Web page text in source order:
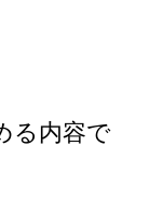
る内容で